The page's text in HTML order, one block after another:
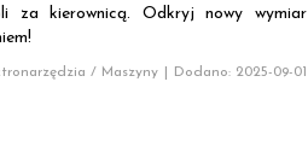
za kierownicą. Odkryj nowy wymiar
/ Maszyny Dodano: 2025-09-01